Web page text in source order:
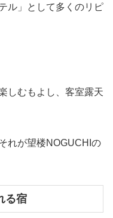
ル」として多くのリピ
しむもよし、客室露天
れが望楼NOGUCHIの
る宿